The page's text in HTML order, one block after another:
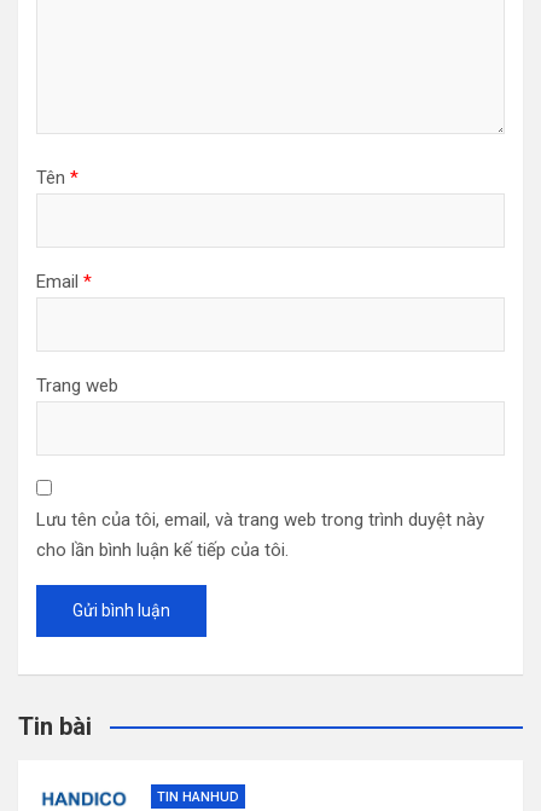
Tên *
Email *
Trang web
Lưu tên của tôi, email, và trang web trong trình duyệt này
cho lần bình luận kế tiếp của tôi.
Tin bài
TIN HANHUD